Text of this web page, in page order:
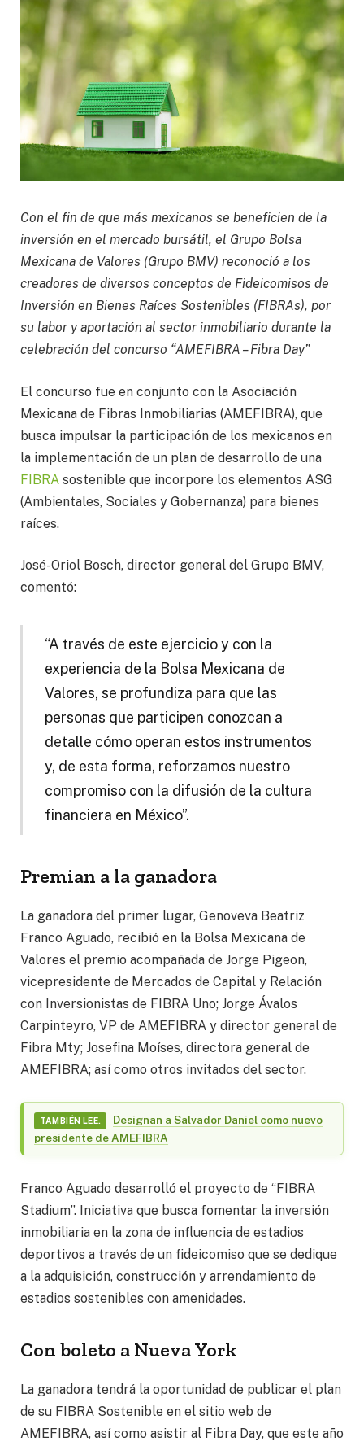
Con el fin de que más mexicanos se beneficien de la
inversión en el mercado bursátil, el Grupo Bolsa
Mexicana de Valores (Grupo BMV) reconoció a los
creadores de diversos conceptos de Fideicomisos de
Inversión en Bienes Raíces Sostenibles (FIBRAs), por
su labor y aportación al sector inmobiliario durante la
celebración del concurso “AMEFIBRA – Fibra Day”
El concurso fue en conjunto con la Asociación
Mexicana de Fibras Inmobiliarias (AMEFIBRA), que
busca impulsar la participación de los mexicanos en
la implementación de un plan de desarrollo de una
FIBRA sostenible que incorpore los elementos ASG
(Ambientales, Sociales y Gobernanza) para bienes
raíces.
José-Oriol Bosch, director general del Grupo BMV,
comentó:
“A través de este ejercicio y con la
experiencia de la Bolsa Mexicana de
Valores, se profundiza para que las
personas que participen conozcan a
detalle cómo operan estos instrumentos
y, de esta forma, reforzamos nuestro
compromiso con la difusión de la cultura
financiera en México”.
Premian a la ganadora
La ganadora del primer lugar, Genoveva Beatriz
Franco Aguado, recibió en la Bolsa Mexicana de
Valores el premio acompañada de Jorge Pigeon,
vicepresidente de Mercados de Capital y Relación
con Inversionistas de FIBRA Uno; Jorge Ávalos
Carpinteyro, VP de AMEFIBRA y director general de
Fibra Mty; Josefina Moíses, directora general de
AMEFIBRA; así como otros invitados del sector.
TAMBIÉN LEE.
Designan a Salvador Daniel como nuevo
presidente de AMEFIBRA
Franco Aguado desarrolló el proyecto de “FIBRA
Stadium”. Iniciativa que busca fomentar la inversión
inmobiliaria en la zona de influencia de estadios
deportivos a través de un fideicomiso que se dedique
a la adquisición, construcción y arrendamiento de
estadios sostenibles con amenidades.
Con boleto a Nueva York
La ganadora tendrá la oportunidad de publicar el plan
de su FIBRA Sostenible en el sitio web de
AMEFIBRA, así como asistir al Fibra Day, que este año